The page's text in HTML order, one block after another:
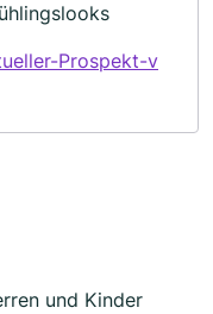
Prospekt-v
und Kinder